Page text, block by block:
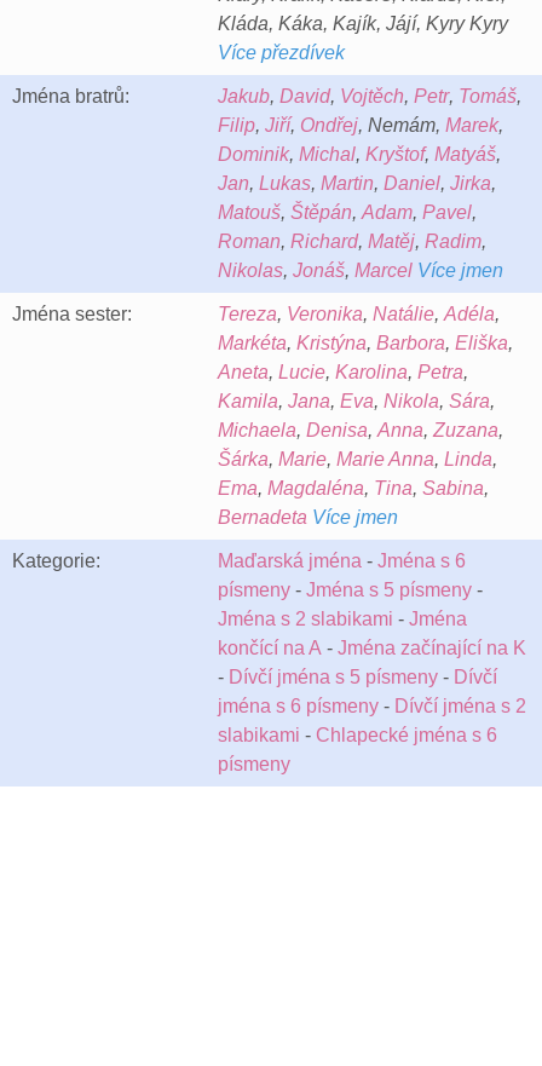
Kláda, Káka, Kajík, Jájí, Kyry Kyry
Více přezdívek
Jména bratrů: Jakub, David, Vojtěch, Petr, Tomáš,
Filip, Jiří, Ondřej, Nemám, Marek,
Dominik, Michal, Kryštof, Matyáš,
Jan, Lukas, Martin, Daniel, Jirka,
Matouš, Štěpán, Adam, Pavel,
Roman, Richard, Matěj, Radim,
Nikolas, Jonáš, Marcel Více jmen
Jména sester: Tereza, Veronika, Natálie, Adéla,
Markéta, Kristýna, Barbora, Eliška,
Aneta, Lucie, Karolina, Petra,
Kamila, Jana, Eva, Nikola, Sára,
Michaela, Denisa, Anna, Zuzana,
Šárka, Marie, Marie Anna, Linda,
Ema, Magdaléna, Tina, Sabina,
Bernadeta Více jmen
Kategorie: Maďarská jména - Jména s 6
písmeny - Jména s 5 písmeny -
Jména s 2 slabikami - Jména
končící na A - Jména začínající na K
- Dívčí jména s 5 písmeny - Dívčí
jména s 6 písmeny - Dívčí jména s 2
slabikami - Chlapecké jména s 6
písmeny